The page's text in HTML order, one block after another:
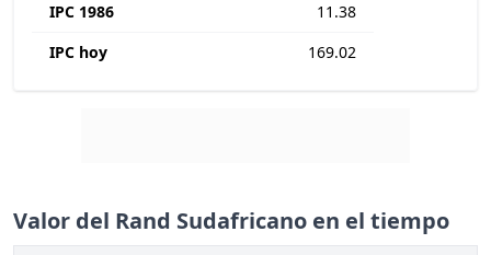
IPC 1986
11.38
IPC hoy
169.02
Valor del Rand Sudafricano en el tiempo